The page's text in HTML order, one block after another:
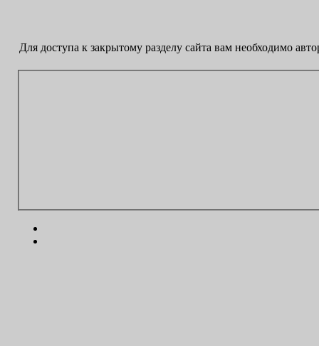
Для доступа к закрытому разделу сайта вам необходимо